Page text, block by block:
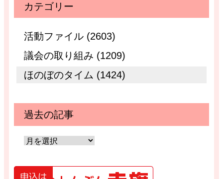
カテゴリー
活動ファイル (2603)
議会の取り組み (1209)
ほのぼのタイム (1424)
過去の記事